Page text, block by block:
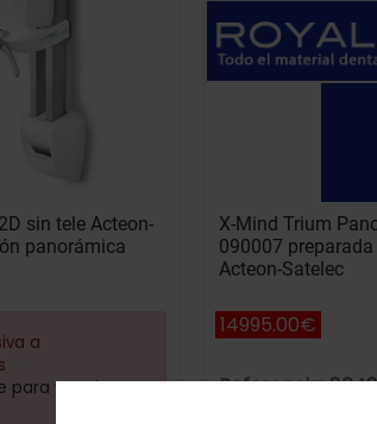
sin tele Acteon-
panorámica
a
para ver el
X-Mind Trium
090007
Acteon-Satelec
14995.00€
Referencia: